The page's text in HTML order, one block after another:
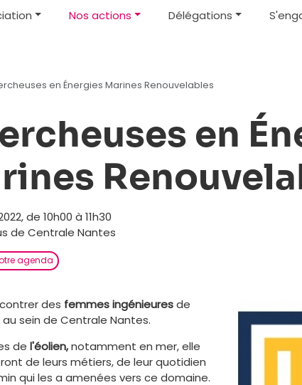
Nos actions Délégations
en Énergies Marines Renouvelables
en
de 10h00 à 11h30
de Centrale Nantes
agenda
des femmes ingénieuresde
sein de Centrale Nantes.
de l'éolien,notamment en mer, elle
de leurs métiers, de leur quotidien
qui les a amenées vers ce domaine.